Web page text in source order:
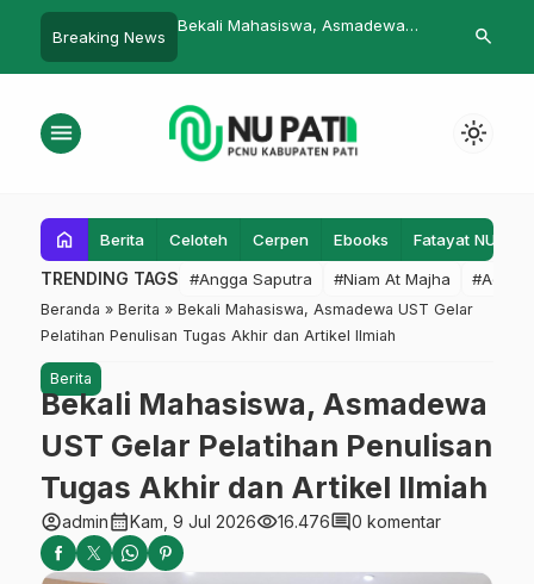
Breaking News
Penulisan
dan Artikel Ilmiah
Kadar Bahagia itu Berbeda
Serba Serbi
search
menu light_mode
home Berita Celoteh Cerpen Ebooks Fatayat NU
TRENDING TAGS #Angga Saputra #Niam At Majha #Admin
Beranda » Berita » ‎Bekali Mahasiswa, Asmadewa UST Gelar
Pelatihan Penulisan Tugas Akhir dan Artikel Ilmiah
Berita
‎Bekali Mahasiswa, Asmadewa
UST Gelar Pelatihan Penulisan
Tugas Akhir dan Artikel Ilmiah
account_circleadmincalendar_monthKam, 9 Jul 2026visibility16.476comment0 komentar